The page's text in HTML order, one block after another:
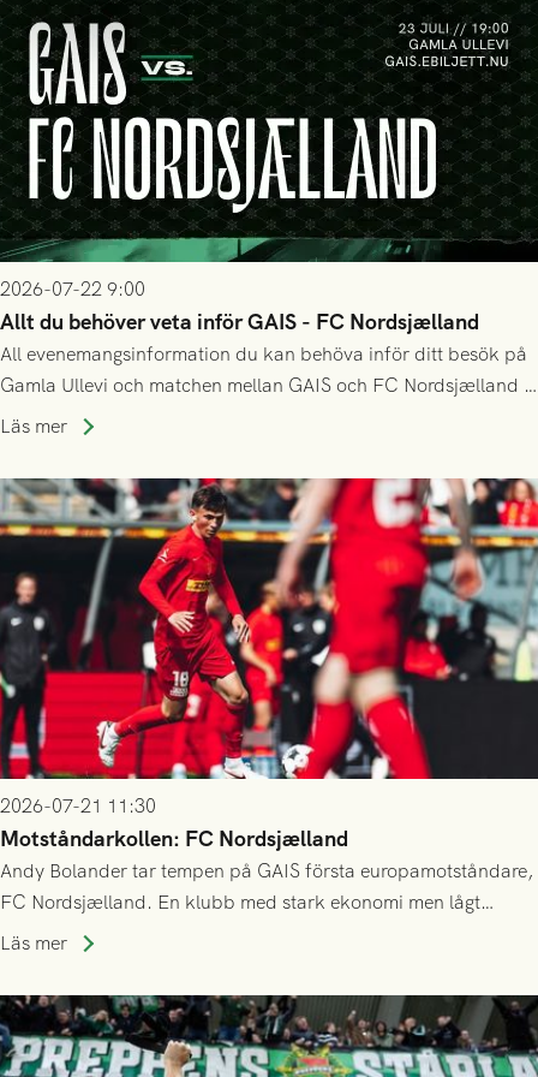
2026-07-22 9:00
Allt du behöver veta inför GAIS - FC Nordsjælland
All evenemangsinformation du kan behöva inför ditt besök på
Gamla Ullevi och matchen mellan GAIS och FC Nordsjælland i
kvalet till Conference League! Avspark kl 19.00 på torsdag
Läs mer
2026-07-21 11:30
Motståndarkollen: FC Nordsjælland
Andy Bolander tar tempen på GAIS första europamotståndare,
FC Nordsjælland. En klubb med stark ekonomi men lågt
publiksnitt, ett lag med både kollektiv styrka och individuell
Läs mer